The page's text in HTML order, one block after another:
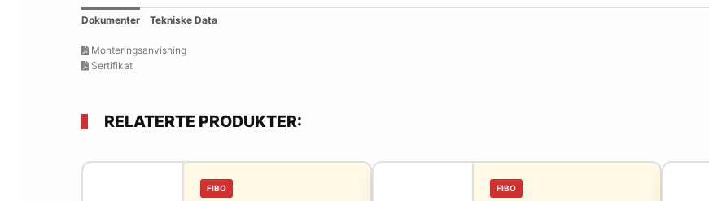
Dokumenter Tekniske Data
Monteringsanvisning
Sertifikat
RELATERTE PRODUKTER:
FIBO FIBO